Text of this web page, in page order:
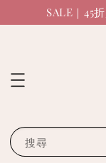
SALE｜45
搜尋